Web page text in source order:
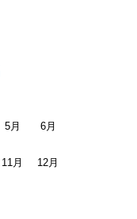
5月 6月
11月 12月